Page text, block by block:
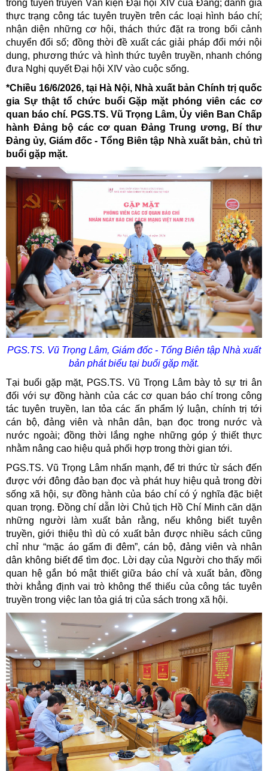
trong tuyên truyền Văn kiện Đại hội XIV của Đảng; đánh giá
thực trạng công tác tuyên truyền trên các loại hình báo chí;
nhận diện những cơ hội, thách thức đặt ra trong bối cảnh
chuyển đổi số; đồng thời đề xuất các giải pháp đổi mới nội
dung, phương thức và hình thức tuyên truyền, nhanh chóng
đưa Nghị quyết Đại hội XIV vào cuộc sống.
*Chiều 16/6/2026, tại Hà Nội, Nhà xuất bản Chính trị quốc
gia Sự thật tổ chức buổi Gặp mặt phóng viên các cơ
quan báo chí. PGS.TS. Vũ Trọng Lâm, Ủy viên Ban Chấp
hành Đảng bộ các cơ quan Đảng Trung ương, Bí thư
Đảng ủy, Giám đốc - Tổng Biên tập Nhà xuất bản, chủ trì
buổi gặp mặt.
PGS.TS. Vũ Trọng Lâm, Giám đốc - Tổng Biên tập Nhà xuất
bản phát biểu tại buổi gặp mặt.
Tại buổi gặp mặt, PGS.TS. Vũ Trọng Lâm bày tỏ sự tri ân
đối với sự đồng hành của các cơ quan báo chí trong công
tác tuyên truyền, lan tỏa các ấn phẩm lý luận, chính trị tới
cán bộ, đảng viên và nhân dân, bạn đọc trong nước và
nước ngoài; đồng thời lắng nghe những góp ý thiết thực
nhằm nâng cao hiệu quả phối hợp trong thời gian tới.
PGS.TS. Vũ Trọng Lâm nhấn mạnh, để tri thức từ sách đến
được với đông đảo bạn đọc và phát huy hiệu quả trong đời
sống xã hội, sự đồng hành của báo chí có ý nghĩa đặc biệt
quan trọng. Đồng chí dẫn lời Chủ tịch Hồ Chí Minh căn dặn
những người làm xuất bản rằng, nếu không biết tuyên
truyền, giới thiệu thì dù có xuất bản được nhiều sách cũng
chỉ như “mặc áo gấm đi đêm”, cán bộ, đảng viên và nhân
dân không biết để tìm đọc. Lời dạy của Người cho thấy mối
quan hệ gắn bó mật thiết giữa báo chí và xuất bản, đồng
thời khẳng định vai trò không thể thiếu của công tác tuyên
truyền trong việc lan tỏa giá trị của sách trong xã hội.